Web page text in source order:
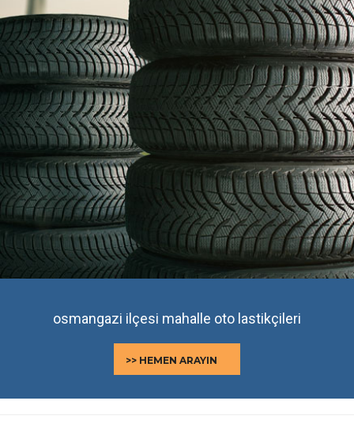
osmangazi ilçesi mahalle oto lastikçileri
>> HEMEN ARAYIN